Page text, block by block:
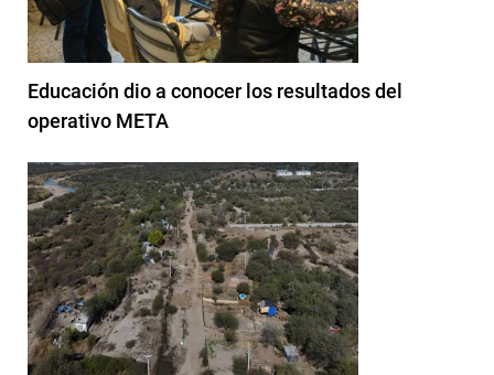
Educación dio a conocer los resultados del
operativo META